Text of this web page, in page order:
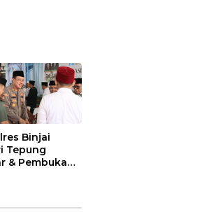
Binjai
Tepung
& Pembukaan